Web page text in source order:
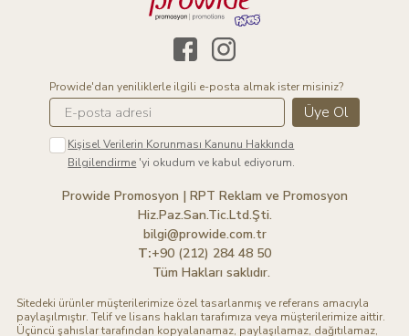
Prowide'dan yeniliklerle ilgili e-posta almak ister misiniz?
Üye Ol
Kişisel Verilerin Korunması Kanunu Hakkında
Bilgilendirme 'yi okudum ve kabul ediyorum.
Prowide Promosyon | RPT Reklam ve Promosyon
Hiz.Paz.San.Tic.Ltd.Şti.
bilgi@prowide.com.tr
T:+90 (212) 284 48 50
Tüm Hakları saklıdır.
Sitedeki ürünler müşterilerimize özel tasarlanmış ve referans amacıyla
paylaşılmıştır. Telif ve lisans hakları tarafımıza veya müşterilerimize aittir.
Üçüncü şahıslar tarafından kopyalanamaz, paylaşılamaz, dağıtılamaz,